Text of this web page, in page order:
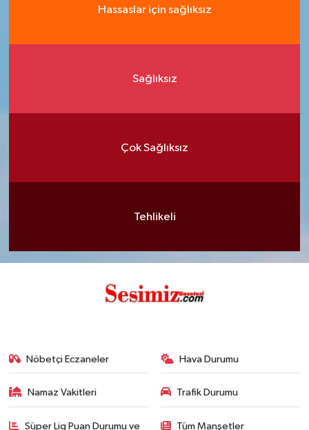
Hassaslar için sağlıksız
Sağlıksız
Çok Sağlıksız
Tehlikeli
Nöbetçi Eczaneler Hava Durumu
Namaz Vakitleri Trafik Durumu
Süper Lig Puan Durumu ve Tüm Manşetler